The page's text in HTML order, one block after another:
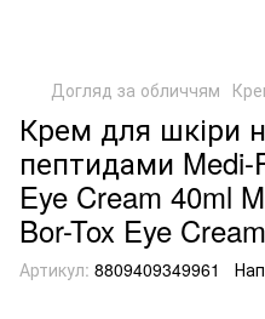
Догляд за обличчям
Крем для шкіри
пептидами Medi-
Eye Cream 40ml
Bor-Tox Eye
Артикул: 8809409349961